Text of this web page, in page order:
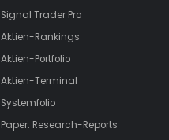
Signal Trader Pro
Aktien-Rankings
Aktien-Portfolio
Aktien-Terminal
Systemfolio
Paper: Research-Reports